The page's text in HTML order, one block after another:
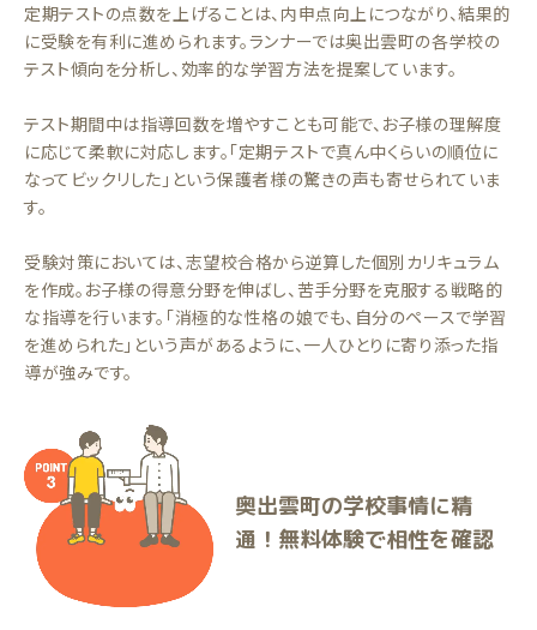
定期テストの点数を上げることは、内申点向上につながり、結果的
に受験を有利に進められます。ランナーでは奥出雲町の各学校の
テスト傾向を分析し、効率的な学習方法を提案しています。
テスト期間中は指導回数を増やすことも可能で、お子様の理解度
に応じて柔軟に対応します。「定期テストで真ん中くらいの順位に
なってビックリした」という保護者様の驚きの声も寄せられていま
す。
受験対策においては、志望校合格から逆算した個別カリキュラム
を作成。お子様の得意分野を伸ばし、苦手分野を克服する戦略的
な指導を行います。「消極的な性格の娘でも、自分のペースで学習
を進められた」という声があるように、一人ひとりに寄り添った指
導が強みです。
奥出雲町の学校事情に精
通！無料体験で相性を確認